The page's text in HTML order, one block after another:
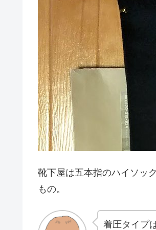
靴下屋は五本指のハイソッ
もの。
着圧タイプ